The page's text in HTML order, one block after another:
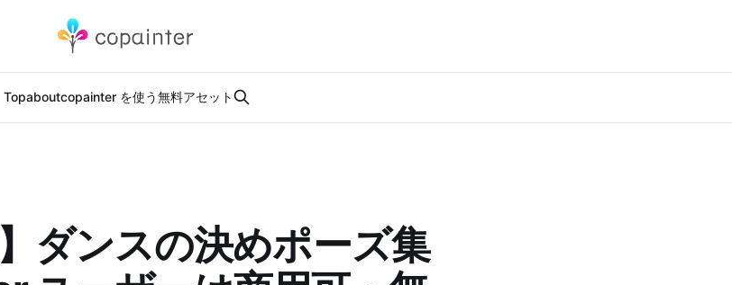
Topaboutcopainter を使う無料アセット
】ダンスの決めポーズ集